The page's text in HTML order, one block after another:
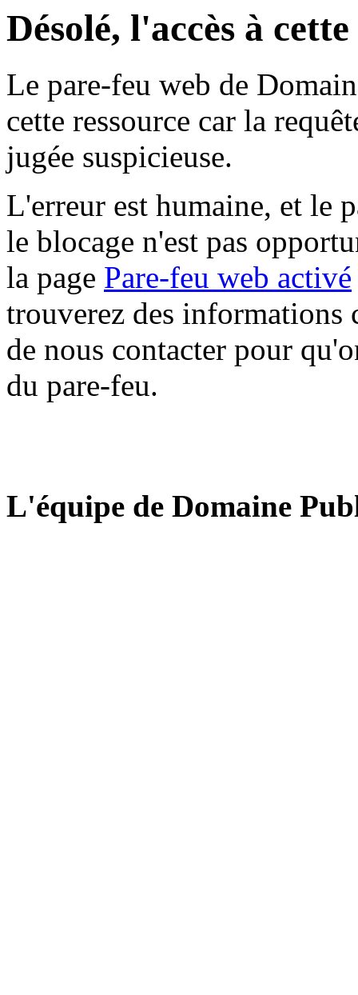
Désolé, l'accès à
Le pare-feu web de
cette ressource car la
jugée suspicieuse.
L'erreur est humaine, et le
le blocage n'est pas
la page Pare-feu web activé
trouverez des informations
de nous contacter pour
du pare-feu.
L'équipe de Domaine